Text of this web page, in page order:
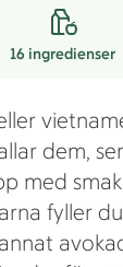
16ingredienser
dem,
med
fyller